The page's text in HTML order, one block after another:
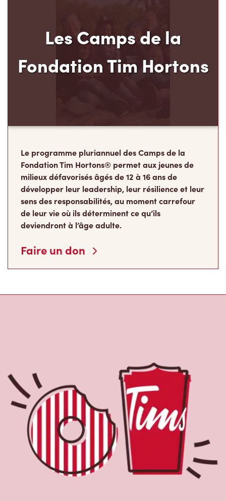
Fondation Tim Hortons
Le programme pluriannuel des Camps de la
milieux défavorisés âgés de 12 à 16 ans de
développer leur leadership, leur résilience et leur
sens des responsabilités, au moment carrefour
de leur vie où ils déterminent ce qu’ils
deviendront à l’âge adulte.
Faire un don